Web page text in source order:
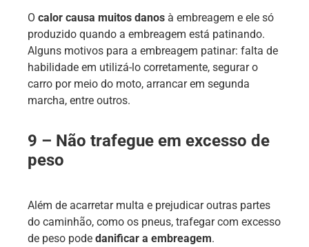
O calor causa muitos danos à embreagem e ele só
produzido quando a embreagem está patinando.
Alguns motivos para a embreagem patinar: falta de
habilidade em utilizá-lo corretamente, segurar o
carro por meio do moto, arrancar em segunda
marcha, entre outros.
9 – Não trafegue em excesso de
peso
Além de acarretar multa e prejudicar outras partes
do caminhão, como os pneus, trafegar com excesso
de peso pode danificar a embreagem.